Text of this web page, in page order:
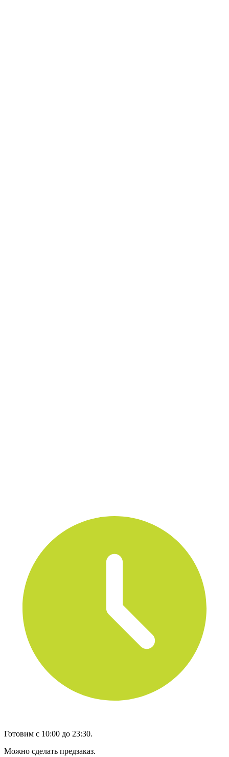
Готовим с 10:00 до 23:30.
Можно сделать предзаказ.